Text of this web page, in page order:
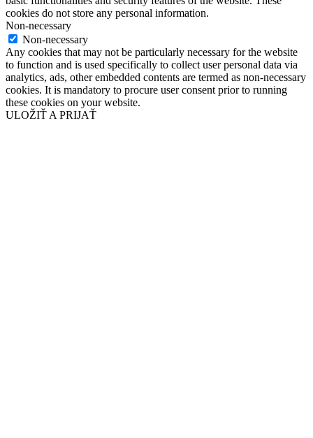
cookies do not store any personal information.
Non-necessary
Non-necessary
Any cookies that may not be particularly necessary for the website
to function and is used specifically to collect user personal data via
analytics, ads, other embedded contents are termed as non-necessary
cookies. It is mandatory to procure user consent prior to running
these cookies on your website.
ULOŽIŤ A PRIJAŤ